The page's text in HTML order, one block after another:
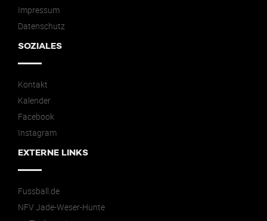
Impressum
Datenschutz
SOZIALES
Kontakt
Kalender
Facebook
Instagram
EXTERNE LINKS
Fussball.de
NFV Jade-Weser-Hunte